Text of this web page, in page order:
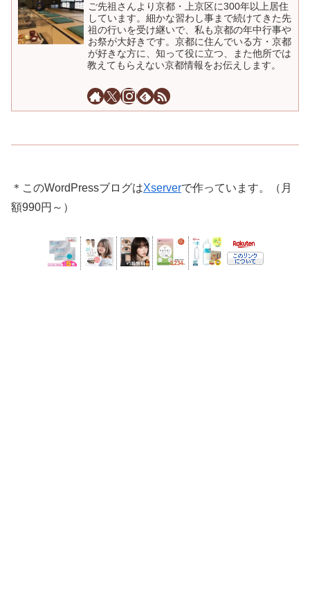
ご先祖さんより京都・上京区に300年以上居住
しています。細かな習わし事まで続けてきた先
祖の行いを受け継いで、私も京都の年中行事や
お祭が大好きです。京都に住んでいる方・京都
が好きな方に、知って役に立つ、また他所では
教えてもらえない京都情報をお伝えします。
＊このWordPressブログはXserverで作っています。（月
額990円～）